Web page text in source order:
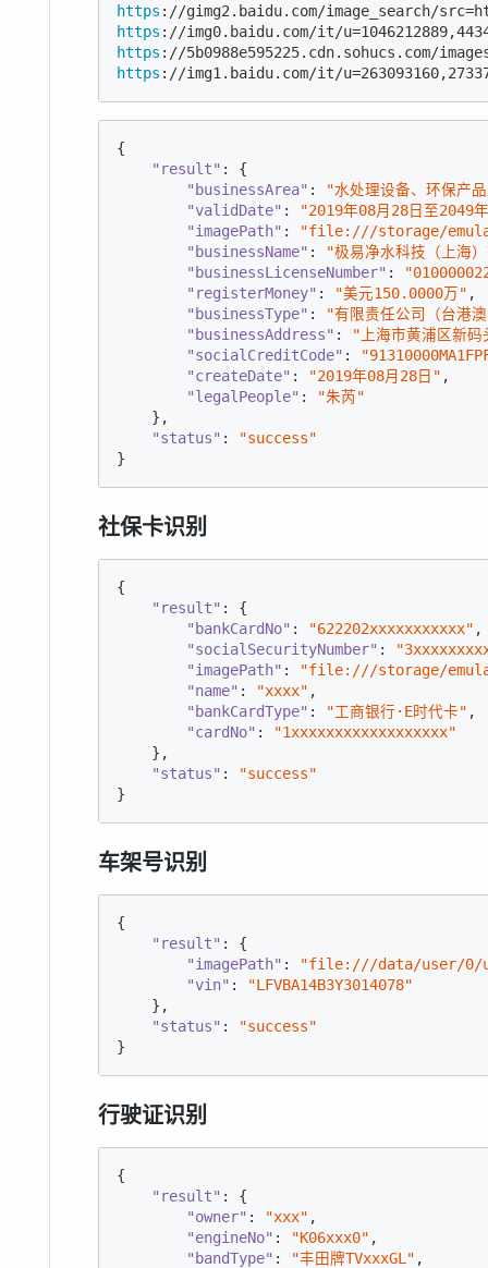
https ://gimg2.baidu.com/image_search/
https
https
https ://img1.baidu.com/it/
{
"result" : {
"businessArea" :
"水处理设备、环保产
"validDate" :
"2019年08月28日至2049
"imagePath" :
"file:///storage/
"businessName" :
"极易净水科技（上海
"businessLicenseNumber" :
"registerMoney" : "美元150.0000万" ,
"businessType" :
"有限责任公司（台港
"businessAddress" :
"上海市黄浦区新
"socialCreditCode" :
"createDate" : "2019年08月28日" ,
"legalPeople" :
"朱芮"
    },
"status" :
"success"
}
社保卡识别
{
"result" : {
"bankCardNo" : "622202xxxxxxxxxxx" ,
"socialSecurityNumber" :
"imagePath" :
"file:///storage/
"name" : "xxxx" ,
"bankCardType" : "工商银行·E时代卡" ,
"cardNo" :
"1xxxxxxxxxxxxxxxxxx"
    },
"status" :
"success"
}
车架号识别
{
"result" : {
"imagePath" :
"file:///data/user/0/
"vin" :
"LFVBA14B3Y3014078"
    },
"status" :
"success"
}
行驶证识别
{
"result" : {
"owner" : "xxx" ,
"engineNo" : "K06xxx0" ,
"bandType" : "丰田牌TVxxxGL" ,